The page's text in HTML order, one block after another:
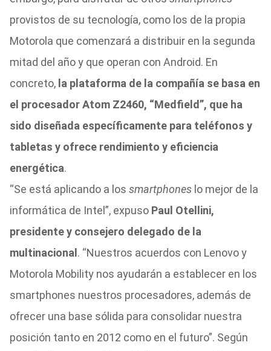
provistos de su tecnología, como los de la propia
Motorola que comenzará a distribuir en la segunda
mitad del año y que operan con Android. En
concreto, la plataforma de la compañía se basa en
el procesador Atom Z2460, “Medfield”, que ha
sido diseñada específicamente para teléfonos y
tabletas y ofrece rendimiento y eficiencia
energética.
“Se está aplicando a los smartphoneslo mejor de la
informática de Intel”, expuso Paul Otellini,
presidente y consejero delegado de la
multinacional . “Nuestros acuerdos con Lenovo y
Motorola Mobility nos ayudarán a establecer en los
smartphones nuestros procesadores, además de
ofrecer una base sólida para consolidar nuestra
posición tanto en 2012 como en el futuro”. Según